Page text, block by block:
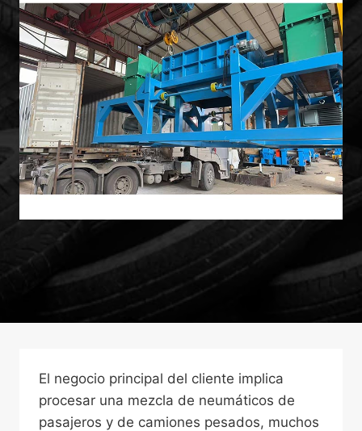
El negocio principal del cliente implica
procesar una mezcla de neumáticos de
pasajeros y de camiones pesados, muchos